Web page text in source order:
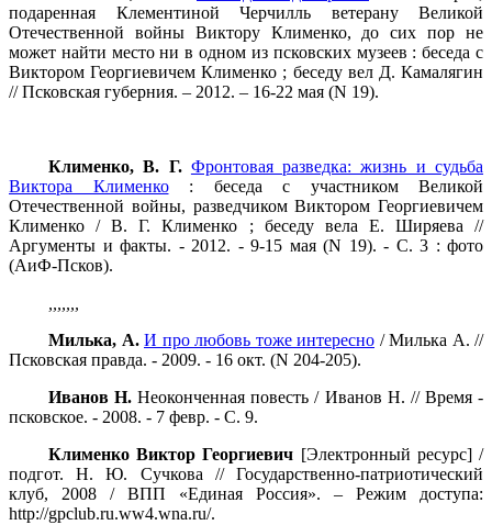
подаренная Клементиной Черчилль ветерану Великой
Отечественной войны Виктору Клименко, до сих пор не
может найти место ни в одном из псковских музеев : беседа с
Виктором Георгиевичем Клименко ; беседу вел Д. Камалягин
// Псковская губерния. – 2012. – 16-22 мая (N 19).
Клименко, В. Г. Фронтовая разведка: жизнь и судьба
Виктора Клименко: беседа с участником Великой
Отечественной войны, разведчиком Виктором Георгиевичем
Клименко / В. Г. Клименко ; беседу вела Е. Ширяева //
Аргументы и факты. - 2012. - 9-15 мая (N 19). - С. 3 : фото
(АиФ-Псков).
Милька, А. И про любовь тоже интересно / Милька А. //
Псковская правда. - 2009. - 16 окт. (N 204-205).
Иванов Н.Неоконченная повесть / Иванов Н. // Время -
псковское. - 2008. - 7 февр. - С. 9.
Клименко Виктор Георгиевич [Электронный ресурс] /
подгот. Н. Ю. Сучкова // Государственно-патриотический
клуб, 2008 / ВПП «Единая Россия». – Режим доступа:
http://gpclub.ru.ww4.wna.ru/.